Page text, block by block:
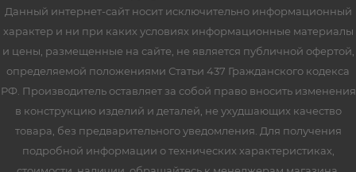
Данный интернет-сайт носит исключительно информационный
характер и ни при каких условиях информационные материалы
и цены, размещенные на сайте, не является публичной офертой,
определяемой положениями Статьи 437 Гражданского кодекса
РФ. Производитель оставляет за собой право вносить изменения
в конструкцию изделий и деталей, не ухудшающих качество
товара, без предварительного уведомления. Для получения
подробной информации о технических характеристиках,